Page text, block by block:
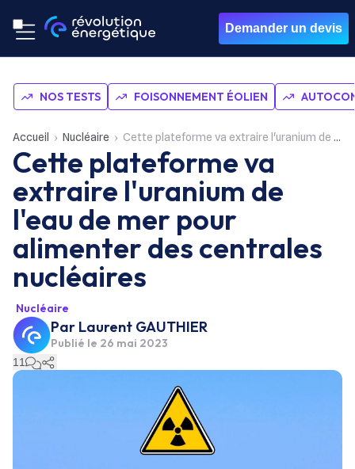
Demander un devis
NOS TESTS FOISONNEMENT ÉOLIEN
Accueil Nucléaire Cette plateforme va extraire l'uranium de l'eau de mer pour alimenter des centrales nucléaires
Cette plateforme va
extraire l'uranium de
l'eau de mer pour
alimenter des centrales
nucléaires
Nucléaire
Par Laurent GAUTHIER
Publié le 26 mai 2023
11